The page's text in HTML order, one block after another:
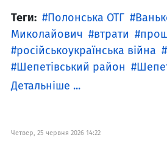
Теги: Полонська ОТГ
Миколайович
втрати
російськоукраїнська війна
Шепетівський район
Детальніше ...
Четвер, 25 червня 2026 14:22